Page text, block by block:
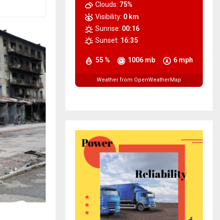
55 % 1006 mb 6 mph
Clouds: 75%
Visibility: 0 km
Sunrise: 00:16
Sunset: 16:35
Weather from OpenWeatherMap